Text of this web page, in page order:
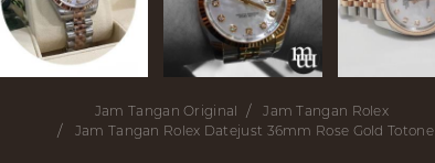
Jam Tangan Original
Jam Tangan Rolex
Jam Tangan Rolex Datejust 36mm Rose Gold Totone